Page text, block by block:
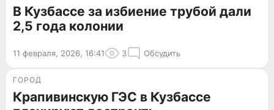
В Кузбассе за избиение трубой дали
2,5 года колонии
11 февраля, 2026, 16:41 3 Обсудить
ГОРОД
Крапивинскую ГЭС в Кузбассе